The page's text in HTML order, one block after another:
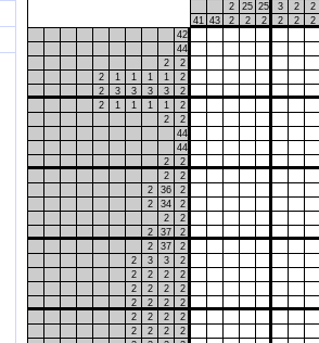
2
25 25 3 2
2
41 43 2 2 2 2 2
2
42
44
2
2
2
1 1 1 1
2
2
3 3 3 3
2
2
1 1 1 1
2
2
2
44
44
2
2
2
2
2
36
2
2
34
2
2
2
2
37
2
2
37
2
2
3 3
2
2
2 2
2
2
2 2
2
2
2 2
2
2
2 2
2
2
2 2
2